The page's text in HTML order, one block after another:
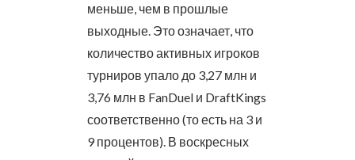
меньше, чем в прошлые
выходные. Это означает, что
количество активных игроков
турниров упало до 3,27 млн и
3,76 млн в FanDuel и DraftKings
соответственно (то есть на 3 и
9 процентов). В воскресных